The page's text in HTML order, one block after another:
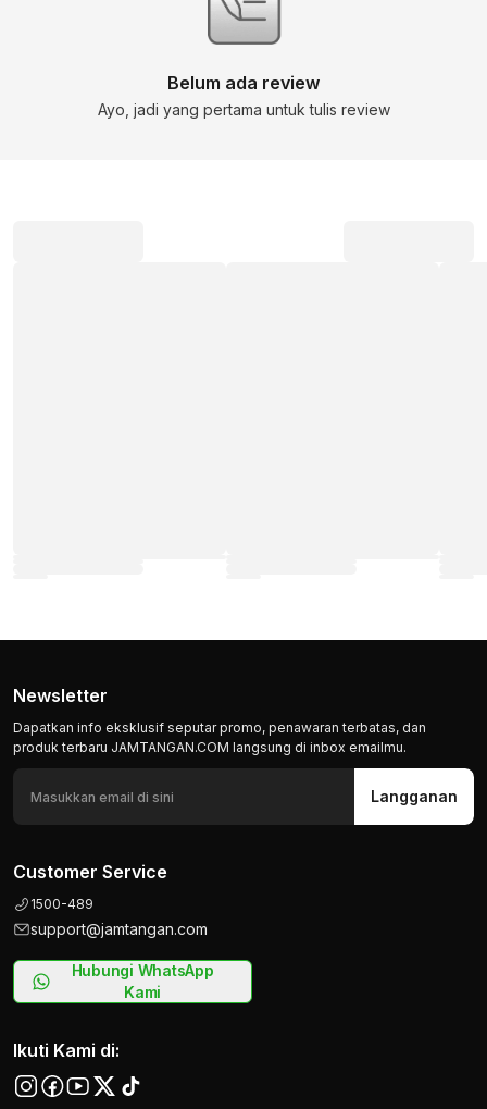
Newsletter
Dapatkan info eksklusif seputar promo, penawaran terbatas, dan
produk terbaru JAMTANGAN.COM langsung di inbox emailmu.
Langganan
Customer Service
1500-489
support@jamtangan.com
Hubungi WhatsApp
Kami
Ikuti Kami di:
Belum ada review
Ayo, jadi yang pertama untuk tulis review